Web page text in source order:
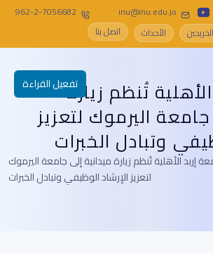
inu@inu.edu.jo
962-2-7056682
الخريجين الأحداث اتصل بنا
تُنظم زيارة
اليرموك لتعزيز
وتبادل الخبرات
إربد الأهلية تُنظم زيارة ميدانية إلى جامعة اليرموك
لتعزيز الإرشاد الوظيفي وتبادل الخبرات
تفعيل القراءة